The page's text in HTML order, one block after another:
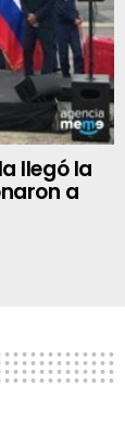
llegó la
a